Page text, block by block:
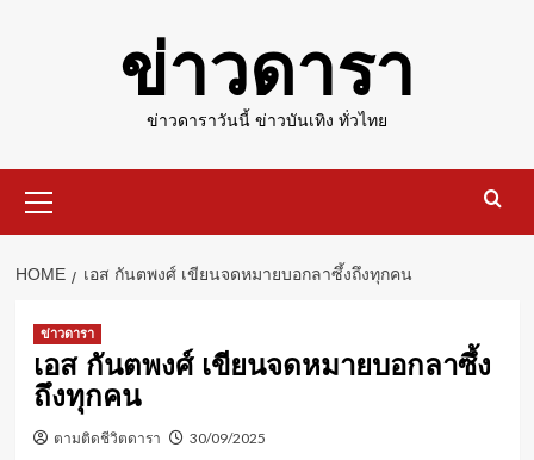
ข่าวดารา
ข่าวดาราวันนี้ ข่าวบันเทิง ทั่วไทย
Menu
HOME เอส กันตพงศ์ เขียนจดหมายบอกลาซึ้งถึงทุกคน
ข่าวดารา
เอส กันตพงศ์ เขียนจดหมายบอกลาซึ้ง
ถึงทุกคน
ตามติดชีวิตดารา 30/09/2025